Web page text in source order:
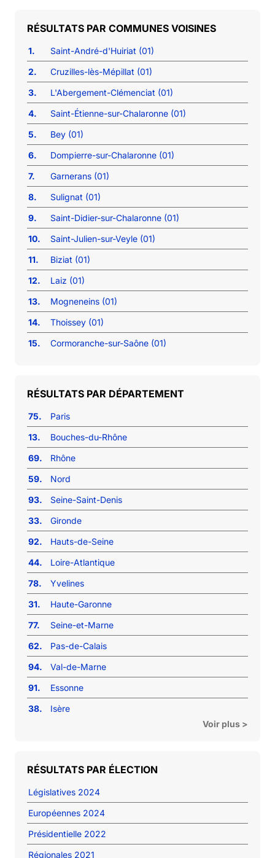
COMMUNES VOISINES
1.
Saint-André-d'Huiriat (01)
2.
Cruzilles-lès-Mépillat (01)
3.
L'Abergement-Clémenciat (01)
4.
Saint-Étienne-sur-Chalaronne (01)
5.
Bey (01)
6.
Dompierre-sur-Chalaronne (01)
7.
Garnerans (01)
8.
Sulignat (01)
9.
Saint-Didier-sur-Chalaronne (01)
10.
Saint-Julien-sur-Veyle (01)
11.
Biziat (01)
12.
Laiz (01)
13.
Mogneneins (01)
14.
Thoissey (01)
15.
Cormoranche-sur-Saône (01)
RÉSULTATS PAR DÉPARTEMENT
75.
Paris
13.
Bouches-du-Rhône
69.
Rhône
59.
Nord
93.
Seine-Saint-Denis
33.
Gironde
92.
Hauts-de-Seine
44.
Loire-Atlantique
78.
Yvelines
31.
Haute-Garonne
77.
Seine-et-Marne
62.
Pas-de-Calais
94.
Val-de-Marne
91.
Essonne
38.
Isère
Voir plus >
RÉSULTATS PAR ÉLECTION
Législatives 2024
Européennes 2024
Présidentielle 2022
Régionales 2021